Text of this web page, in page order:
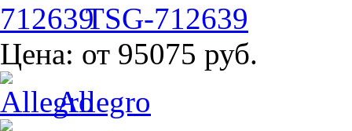
TSG-712639
Цена: от 95075 руб.
Allegro